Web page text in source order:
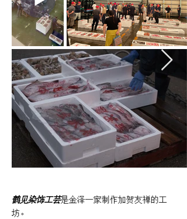
鹤见染饰工芸是金泽一家制作加贺友禅的工
坊。